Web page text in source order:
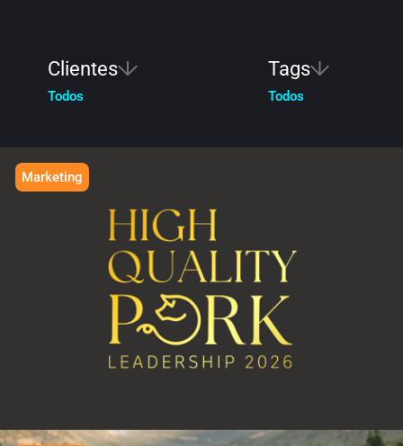
Clientes
Todos
Tags
Todos
Marketing
HIGH QUALITY PORK
Liderazgo a la medida